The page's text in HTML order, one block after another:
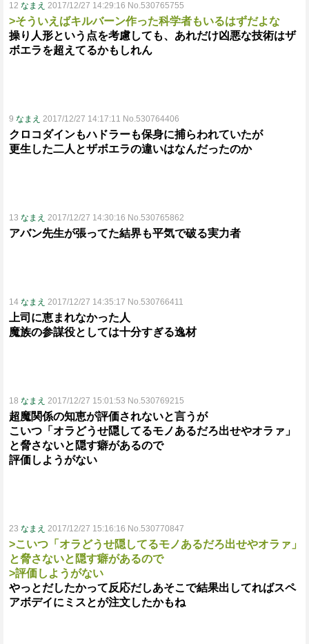
12 なまえ 2017/12/27 14:29:16 No.530765755
>そういえばキルバーン作った科学者もいるはずだよな
操り人形という点を考慮しても、あれだけ凶悪な技術はザ
ボエラを超えてるかもしれん
9 なまえ 2017/12/27 14:17:11 No.530764406
クロコダインもハドラーも保身に捕らわれていたが
更生した二人とザボエラの違いはなんだったのか
13 なまえ 2017/12/27 14:30:16 No.530765862
アバン先生が張ってた結界も平気で破る実力者
14 なまえ 2017/12/27 14:35:17 No.530766411
上司に恵まれなかった人
魔族の参謀役としては十分すぎる逸材
18 なまえ 2017/12/27 15:01:53 No.530769215
超魔関係の知恵が評価されないと言うが
こいつ「オラどうせ隠してるモノあるだろ出せやオラァ」
と脅さないと隠す癖があるので
評価しようがない
23 なまえ 2017/12/27 15:16:16 No.530770847
>こいつ「オラどうせ隠してるモノあるだろ出せやオラァ」
と脅さないと隠す癖があるので
>評価しようがない
やっとだしたかって反応だしあそこで結果出してればスペ
アボデイにミスとが注文したかもね